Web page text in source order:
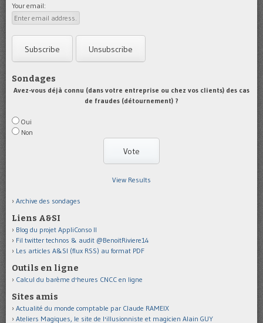
Your email:
Sondages
Avez-vous déjà connu (dans votre entreprise ou chez vos clients) des cas
de fraudes (détournement) ?
Oui
Non
View Results
Archive des sondages
Liens A&SI
Blog du projet AppliConso II
Fil twitter technos & audit @BenoitRiviere14
Les articles A&SI (flux RSS) au format PDF
Outils en ligne
Calcul du barème d'heures CNCC en ligne
Sites amis
Actualité du monde comptable par Claude RAMEIX
Ateliers Magiques, le site de l'illusionniste et magicien Alain GUY